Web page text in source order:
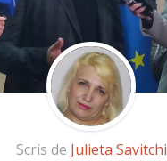
Scris de Julieta Savitchi